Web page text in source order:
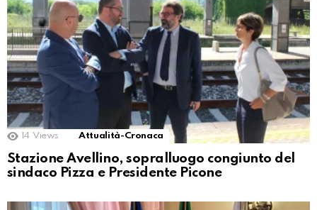
14 Views Attualità-Cronaca
Stazione Avellino, sopralluogo congiunto del
sindaco Pizza e Presidente Picone